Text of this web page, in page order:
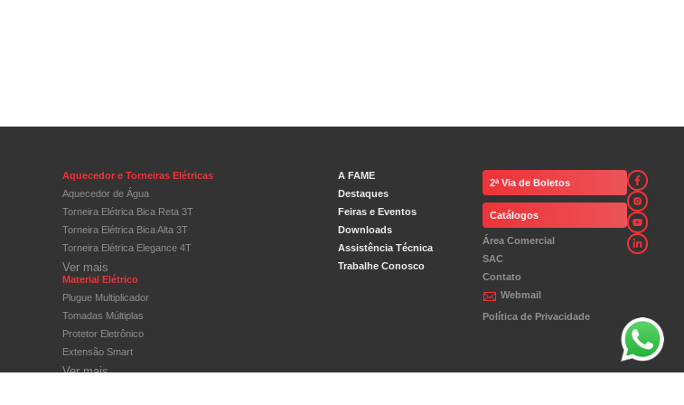
Aquecedor e Torneiras Elétricas
Aquecedor de Água
Torneira Elétrica Bica Reta 3T
Torneira Elétrica Bica Alta 3T
Torneira Elétrica Elegance 4T
Ver mais
Material Elétrico
Plugue Multiplicador
Tomadas Múltiplas
Protetor Eletrônico
Extensão Smart
Ver mais
A FAME
Destaques
Feiras e Eventos
Downloads
Assistência Técnica
Trabalhe Conosco
2ª Via de Boletos
Catálogos
Área Comercial
SAC
Contato
Webmail
Política de Privacidade